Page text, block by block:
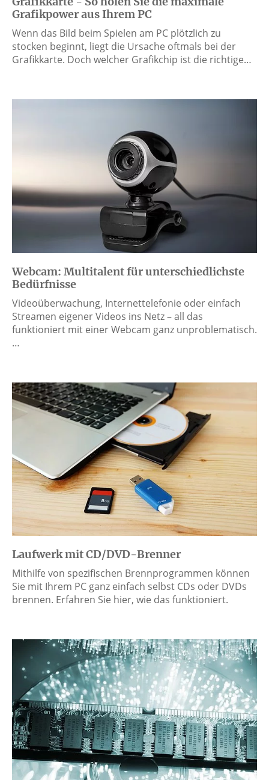
Grafikpower aus Ihrem PC
Wenn das Bild beim Spielen am PC plötzlich zu
stocken beginnt, liegt die Ursache oftmals bei der
Grafikkarte. Doch welcher Grafikchip ist die richtige…
Webcam: Multitalent für unterschiedlichste
Bedürfnisse
Videoüberwachung, Internettelefonie oder einfach
Streamen eigener Videos ins Netz – all das
funktioniert mit einer Webcam ganz unproblematisch.
…
Laufwerk mit CD/DVD-Brenner
Mithilfe von spezifischen Brennprogrammen können
Sie mit Ihrem PC ganz einfach selbst CDs oder DVDs
brennen. Erfahren Sie hier, wie das funktioniert.